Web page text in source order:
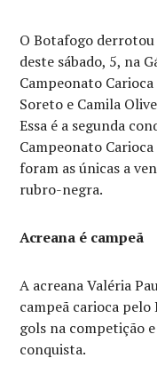
O Botafogo
deste sábado, 5, na
Campeonato
Soreto e Camila
Essa é a segunda
Campeonato
foram as únicas a
rubro-negra.
Acreana é campeã
A acreana Valéria
campeã carioca
gols na competição
conquista.